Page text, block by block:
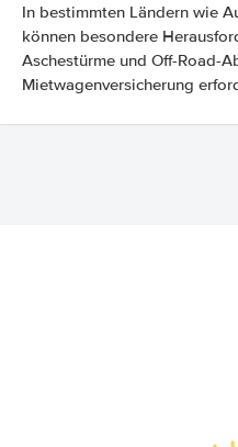
In bestimmten Ländern wie
können besondere
Aschestürme und Off-Road-
Mietwagenversicherung